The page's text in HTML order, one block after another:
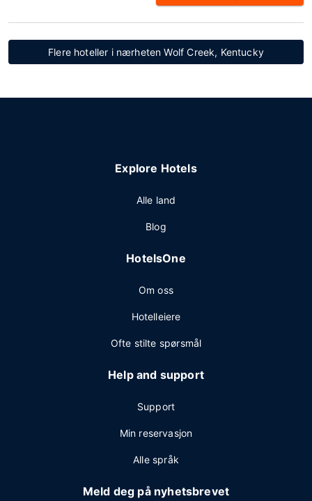
Flere hoteller i nærheten Wolf Creek, Kentucky
Explore Hotels
Alle land
Blog
HotelsOne
Om oss
Hotelleiere
Ofte stilte spørsmål
Help and support
Support
Min reservasjon
Alle språk
Meld deg på nyhetsbrevet